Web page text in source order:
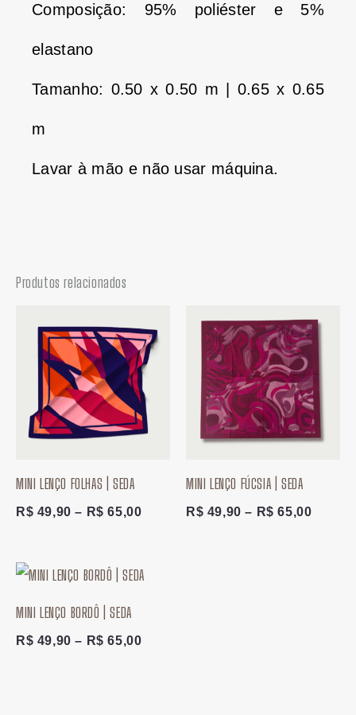
Composição: 95% poliéster e 5%
elastano
Tamanho: 0.50 x 0.50 m | 0.65 x 0.65
m
Lavar à mão e não usar máquina.
Produtos relacionados
MINI LENÇO FOLHAS | SEDA
R$ 49,90 – R$ 65,00
de
preço:
R$ 49,90
através
R$ 65,00
MINI LENÇO FÚCSIA | SEDA
R$ 49,90 – R$ 65,00
de
preço:
R$
R$
MINI LENÇO BORDÔ | SEDA
R$ 49,90 – R$ 65,00
Faixa
através